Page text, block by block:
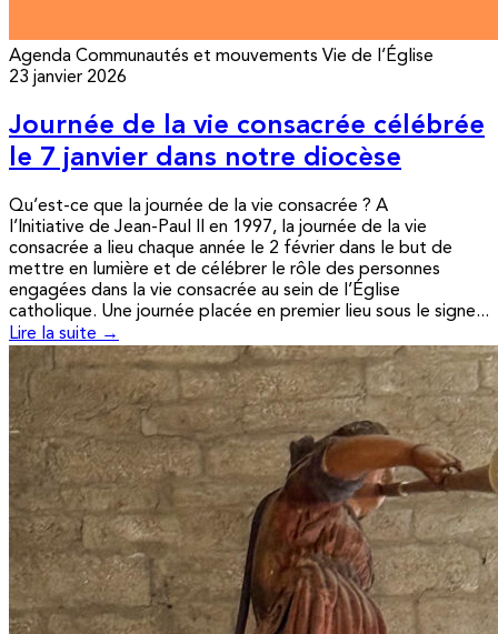
Agenda Communautés et mouvements Vie de l’Église
23 janvier 2026
Journée de la vie consacrée célébrée
le 7 janvier dans notre diocèse
Qu’est-ce que la journée de la vie consacrée ? A
l’Initiative de Jean-Paul II en 1997, la journée de la vie
consacrée a lieu chaque année le 2 février dans le but de
mettre en lumière et de célébrer le rôle des personnes
engagées dans la vie consacrée au sein de l’Église
catholique. Une journée placée en premier lieu sous le signe...
Lire la suite →